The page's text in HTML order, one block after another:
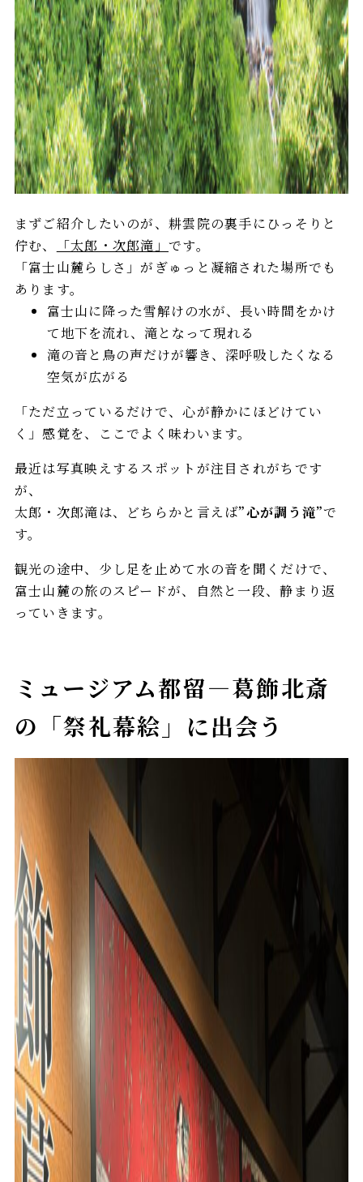
まずご紹介したいのが、耕雲院の裏手にひっそりと
佇む、
「太郎・次郎滝」 です。
「富士山麓らしさ」がぎゅっと凝縮された場所でも
あります。
富士山に降った雪解けの水が、長い時間をかけ
て地下を流れ、滝となって現れる
滝の音と鳥の声だけが響き、深呼吸したくなる
空気が広がる
「ただ立っているだけで、心が静かにほどけてい
く」感覚を、ここでよく味わいます。
最近は写真映えするスポットが注目されがちです
が、
太郎・次郎滝は、どちらかと言えば”心が調う滝”で
す。
観光の途中、少し足を止めて水の音を聞くだけで、
富士山麓の旅のスピードが、自然と一段、静まり返
っていきます。
ミュージアム都留—葛飾北斎
の「祭礼幕絵」に出会う